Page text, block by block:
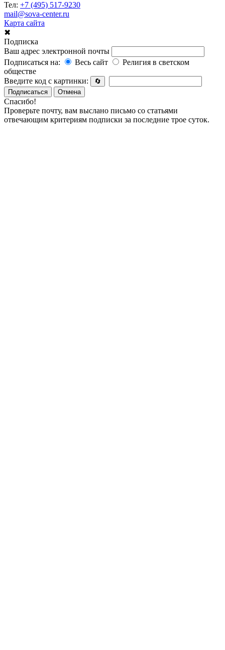
Тел: +7 (495) 517-9230
mail@sova-center.ru
Карта сайта
✖
Подписка
Ваш адрес электронной почты
Подписаться на:
Весь сайт
Религия в светском
обществе
Введите код с картинки:
🔄
Подписаться
Отмена
Спасибо!
Проверьте почту, вам выслано письмо со статьями
отвечающим критериям подписки за последние трое суток.